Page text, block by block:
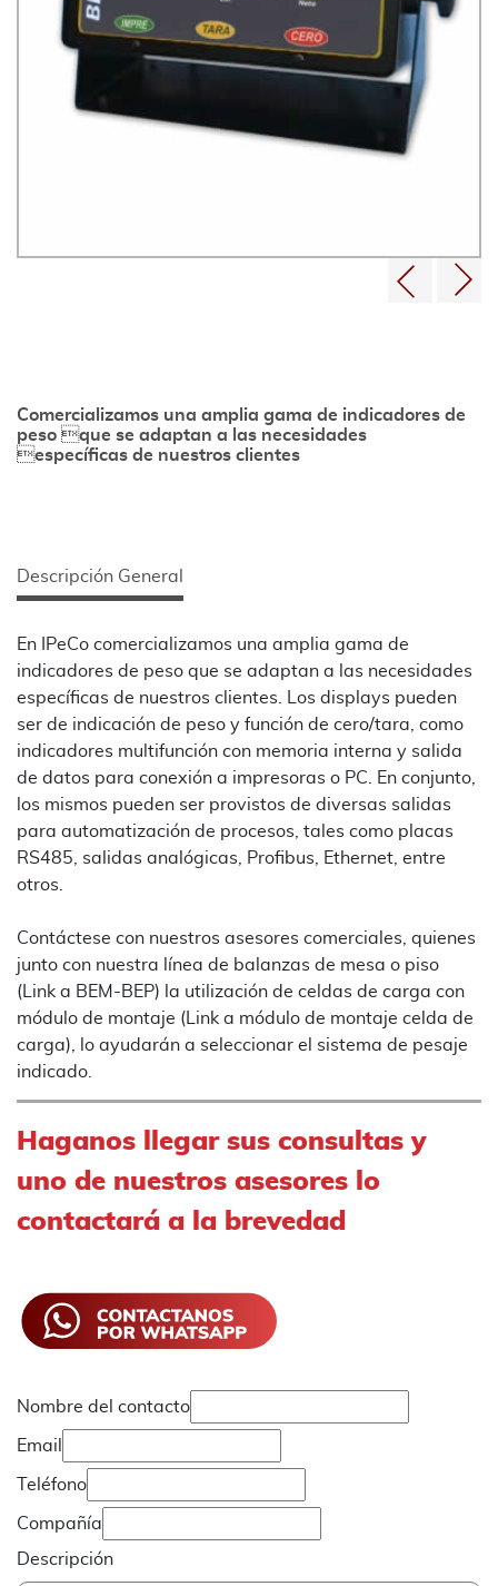
Comercializamos una amplia gama de indicadores de
peso que se adaptan a las necesidades
específicas de nuestros clientes
Descripción General
En IPeCo comercializamos una amplia gama de
indicadores de peso que se adaptan a las necesidades
específicas de nuestros clientes. Los displays pueden
ser de indicación de peso y función de cero/tara, como
indicadores multifunción con memoria interna y salida
de datos para conexión a impresoras o PC. En conjunto,
los mismos pueden ser provistos de diversas salidas
para automatización de procesos, tales como placas
RS485, salidas analógicas, Profibus, Ethernet, entre
otros.
Contáctese con nuestros asesores comerciales, quienes
junto con nuestra línea de balanzas de mesa o piso
(Link a BEM-BEP) la utilización de celdas de carga con
módulo de montaje (Link a módulo de montaje celda de
carga), lo ayudarán a seleccionar el sistema de pesaje
indicado.
Haganos llegar sus consultas y
uno de nuestros asesores lo
contactará a la brevedad
Nombre del contacto
Email
Teléfono
Compañía
Descripción